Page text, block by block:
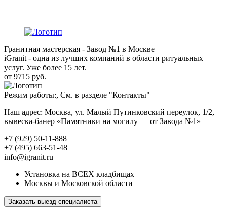
Гранитная мастерская - Завод №1 в Москве
iGranit - одна из лучших компаний в области ритуальных
услуг. Уже более 15 лет.
от 9715 руб.
Режим работы:, См. в разделе "Контакты"
Наш адрес: Москва, ул. Малый Путинковский переулок, 1/2,
вывеска-банер «Памятники на могилу — от Завода №1»
+7 (929) 50-11-888
+7 (495) 663-51-48
info@igranit.ru
Установка на ВСЕХ кладбищах
Москвы и Московской области
Заказать выезд специалиста